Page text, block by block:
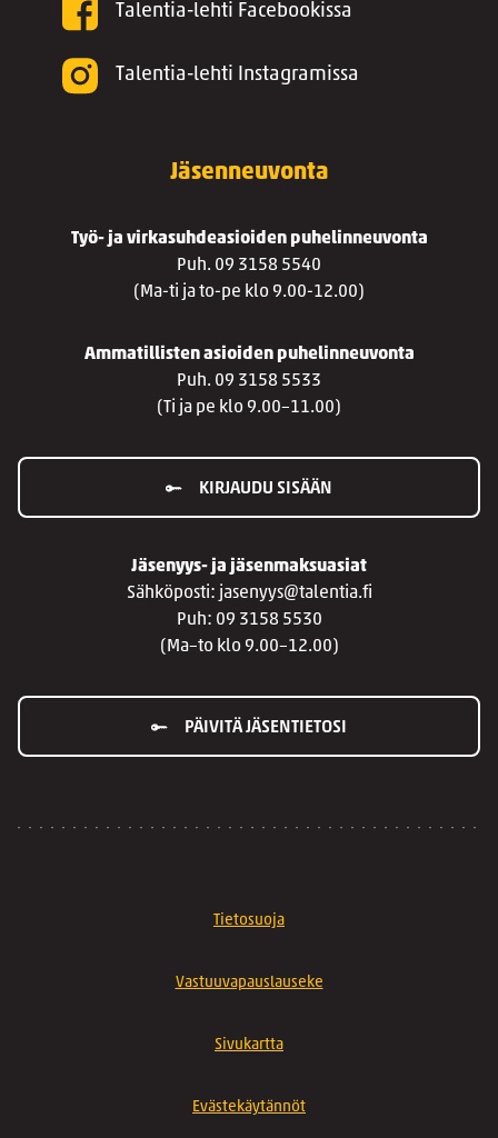
Talentia-lehti Facebookissa
Talentia-lehti Instagramissa
Jäsenneuvonta
Työ- ja virkasuhdeasioiden puhelinneuvonta
Puh. 09 3158 5540
(Ma-ti ja to-pe klo 9.00-12.00)
Ammatillisten asioiden puhelinneuvonta
Puh. 09 3158 5533
(Ti ja pe klo 9.00–11.00)
KIRJAUDU SISÄÄN
Jäsenyys- ja jäsenmaksuasiat
Sähköposti: jasenyys@talentia.fi
Puh: 09 3158 5530
(Ma–to klo 9.00–12.00)
PÄIVITÄ JÄSENTIETOSI
Tietosuoja
Vastuuvapauslauseke
Sivukartta
Evästekäytännöt